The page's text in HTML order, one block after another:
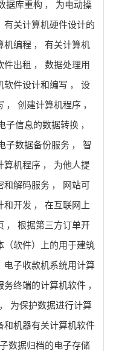
据库重构 ，
为电动操
有关计算机硬件设计的
机编程 ，
有关计算机
件出租 ，
数据处理用
软件设计和编写 ，
设
， 创建计算机程序 ，
子信息的数据转换 ，
子数据备份服务 ，
智
算机程序 ，
为他人提
和解码服务 ，
网站可
和开发 ，
在互联网上
，
根据第三方订单开
（软件）上的用于建筑
电子收款机系统用计算
务终端的计算机软件 ，
，
为保护数据进行计算
和机器有关计算机软件
数据归档的电子存储